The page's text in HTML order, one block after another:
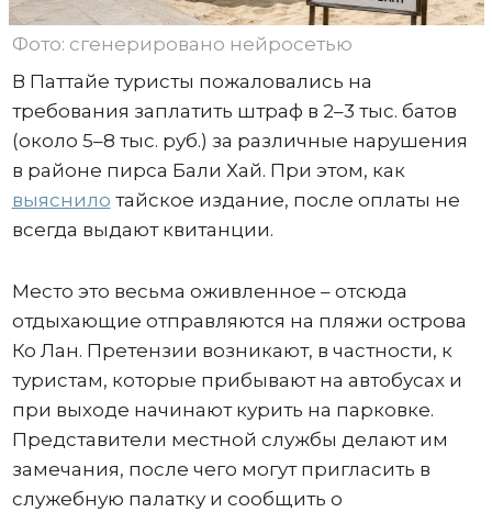
Фото: сгенерировано нейросетью
В Паттайе туристы пожаловались на
требования заплатить штраф в 2–3 тыс. батов
(около 5–8 тыс. руб.) за различные нарушения
в районе пирса Бали Хай. При этом, как
выяснило тайское издание, после оплаты не
всегда выдают квитанции.
Место это весьма оживленное – отсюда
отдыхающие отправляются на пляжи острова
Ко Лан. Претензии возникают, в частности, к
туристам, которые прибывают на автобусах и
при выходе начинают курить на парковке.
Представители местной службы делают им
замечания, после чего могут пригласить в
служебную палатку и сообщить о